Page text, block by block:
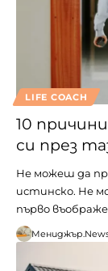
LIFE COACH
10
си през
Не можеш да
истинско. Не
първо